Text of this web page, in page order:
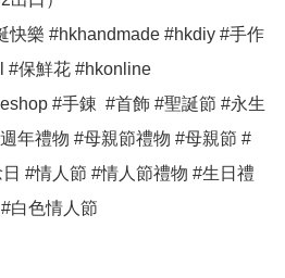
快樂 #hkhandmade #hkdiy #手作
#保鮮花 #hkonline
#手錬  #首飾 #聖誕節 #永生
年禮物 #母親節禮物 #母親節 #
#情人節 #情人節禮物 #生日禮
白色情人節